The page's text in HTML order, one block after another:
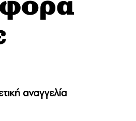
αναγγελία